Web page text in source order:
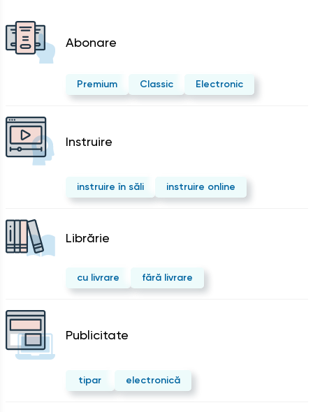
Abonare
Premium Classic Electronic
Instruire
instruire în săli instruire online
Librărie
cu livrare fără livrare
Publicitate
tipar electronică